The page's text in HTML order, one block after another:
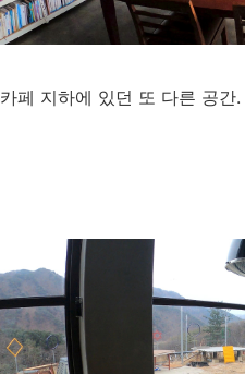
카페 지하에 있던 또 다른 공간.